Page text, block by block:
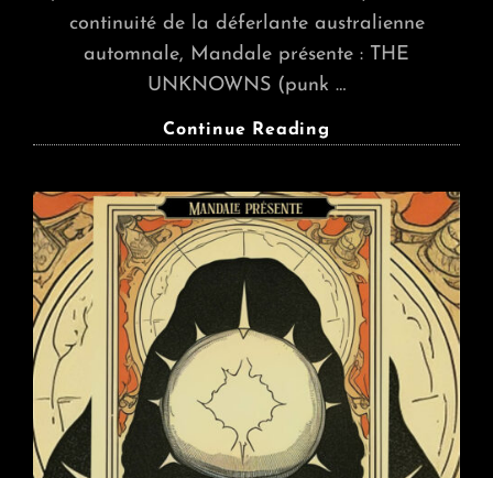
continuité de la déferlante australienne
automnale, Mandale présente : THE
UNKNOWNS (punk …
Continue Reading
THE
TENSIONS
(03/11)